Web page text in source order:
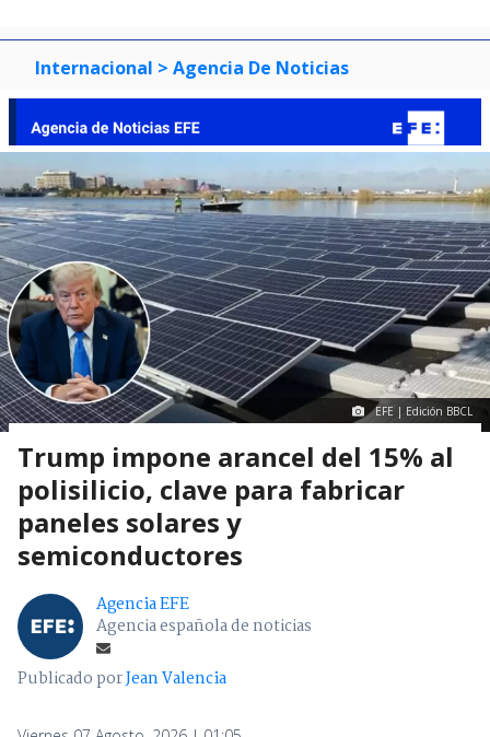
Internacional > Agencia De Noticias
EFE | Edición BBCL
Trump impone arancel del 15% al
polisilicio, clave para fabricar
paneles solares y
semiconductores
Agencia EFE
Agencia española de noticias
Publicado porJean Valencia